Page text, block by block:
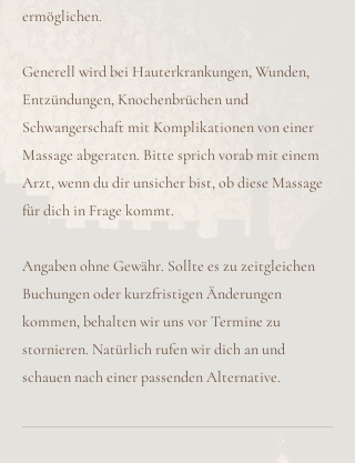
ermöglichen.
Generell wird bei Hauterkrankungen, Wunden,
Entzündungen, Knochenbrüchen und
Schwangerschaft mit Komplikationen von einer
Massage abgeraten. Bitte sprich vorab mit einem
Arzt, wenn du dir unsicher bist, ob diese Massage
für dich in Frage kommt.
Angaben ohne Gewähr. Sollte es zu zeitgleichen
Buchungen oder kurzfristigen Änderungen
kommen, behalten wir uns vor Termine zu
stornieren. Natürlich rufen wir dich an und
schauen nach einer passenden Alternative.